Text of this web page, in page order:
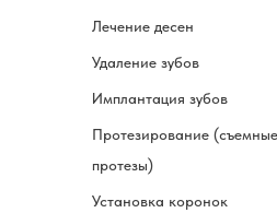
Имплантация зубов
Протезирование
протезы)
Установка коронок
Лечение десен
Удаление зубов